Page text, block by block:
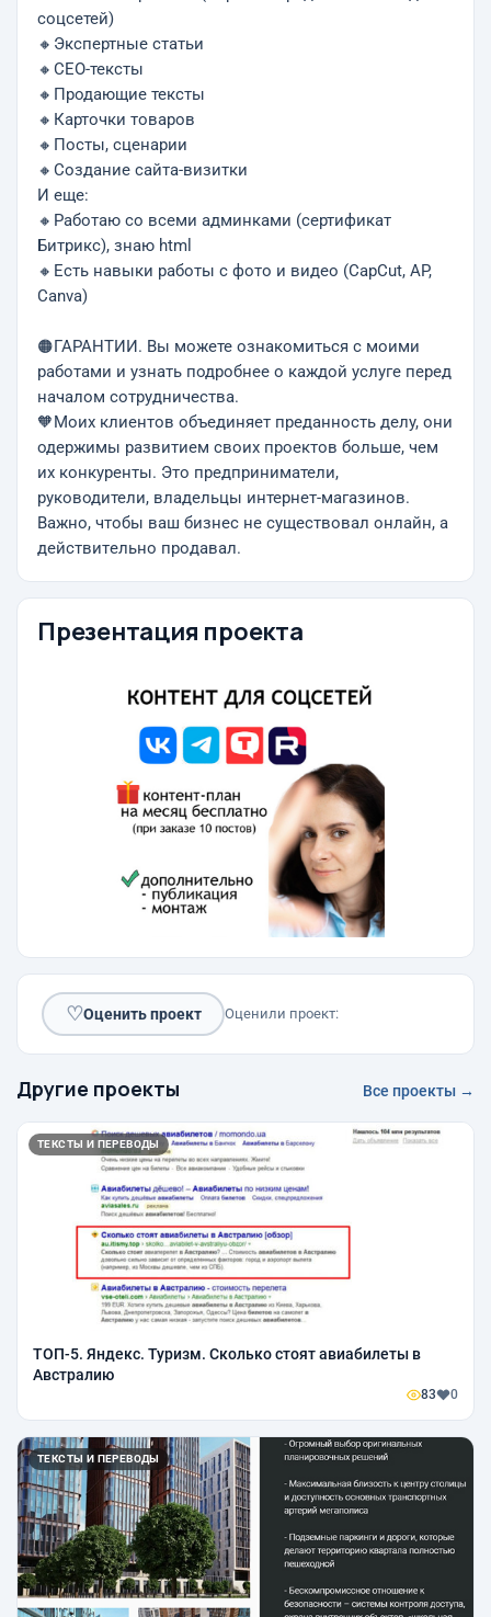
соцсетей)
🔸Экспертные статьи
🔸СЕО-тексты
🔸Продающие тексты
🔸Карточки товаров
🔸Посты, сценарии
🔸Создание сайта-визитки
И еще:
🔸Работаю со всеми админками (сертификат
Битрикс), знаю html
🔸Есть навыки работы с фото и видео (CapCut, AP,
Canva)
🟠ГАРАНТИИ. Вы можете ознакомиться с моими
работами и узнать подробнее о каждой услуге перед
началом сотрудничества.
🧡Моих клиентов объединяет преданность делу, они
одержимы развитием своих проектов больше, чем
их конкуренты. Это предприниматели,
руководители, владельцы интернет-магазинов.
Важно, чтoбы вaш бизнес не существовaл онлайн, а
дейcтвитeльно пpoдавaл.
Презентация проекта
♡Оценить проект Оценили проект:
Другие проекты Все проекты →
ТЕКСТЫ И ПЕРЕВОДЫ
ТОП-5. Яндекс. Туризм. Сколько стоят авиабилеты в
Австралию
83 0
ТЕКСТЫ И ПЕРЕВОДЫ